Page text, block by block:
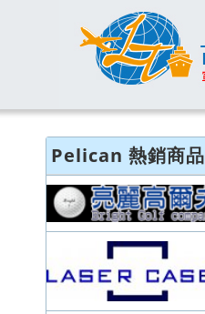
Pelican 熱銷商品